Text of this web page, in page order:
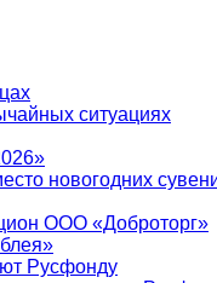
ситуациях
новогодних
ООО «Доброторг»
Русфонду